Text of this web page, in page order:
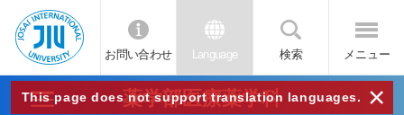
JIU
お問い合わせ Language 検索 メニュー
This page does not support translation languages. ×
薬学部医療薬学科